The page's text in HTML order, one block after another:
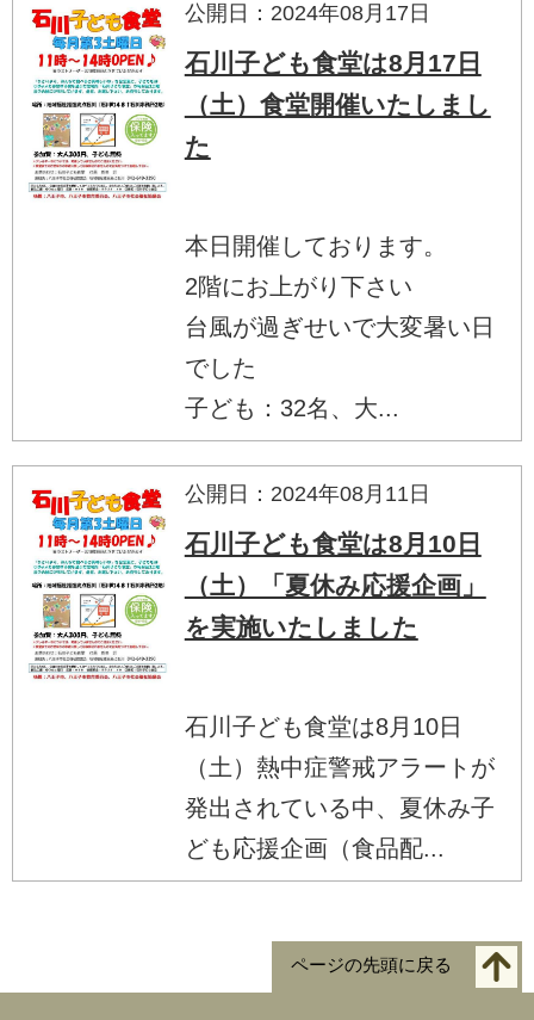
公開日：2024年08月17日
石川子ども食堂は8月17日
（土）食堂開催いたしまし
た
本日開催しております。
2階にお上がり下さい
台風が過ぎせいで大変暑い日
でした
子ども：32名、大...
公開日：2024年08月11日
石川子ども食堂は8月10日
（土）「夏休み応援企画」
を実施いたしました
石川子ども食堂は8月10日
（土）熱中症警戒アラートが
発出されている中、夏休み子
ども応援企画（食品配...
ページの先頭に戻る